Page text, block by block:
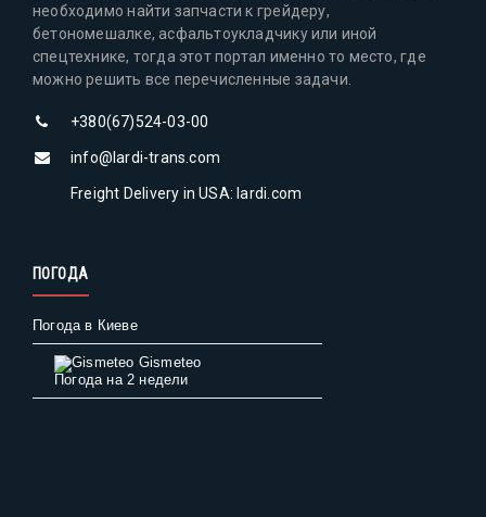
необходимо найти запчасти к грейдеру,
бетономешалке, асфальтоукладчику или иной
спецтехнике, тогда этот портал именно то место, где
можно решить все перечисленные задачи.
+380(67)524-03-00
info@lardi-trans.com
Freight Delivery in USA: lardi.com
ПОГОДА
Погода в Киеве
Gismeteo
Погода на 2 недели